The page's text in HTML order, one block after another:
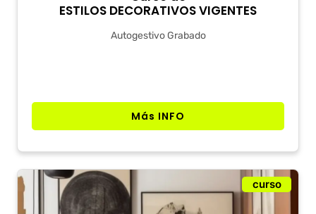
ESTILOS DECORATIVOS VIGENTES
Autogestivo Grabado
Más INFO
curso